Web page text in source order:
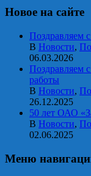
Новое на сайте
Поздравляем
В Новости,
06.03.2026
Поздравляем
работы
В Новости,
26.12.2025
50 лет ОАО
В Новости,
02.06.2025
Меню